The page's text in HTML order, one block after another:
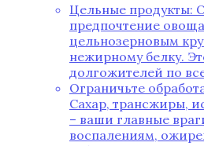
Цельные продукты:
предпочтение
цельнозерновым
нежирному белку.
долгожителей по
Ограничьте
Сахар, трансжиры,
– ваши главные
воспалениям,